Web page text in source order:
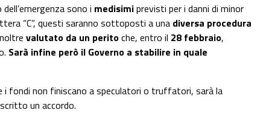
sono i medisimiprevisti per i danni di minor
“C”, questi saranno sottoposti a una diversa procedura
valutato da un peritoche, entro il 28 febbraio,
Sarà infine però il Governo a stabilire in quale
fondi non finiscano a speculatori o truffatori, sarà la
un accordo.